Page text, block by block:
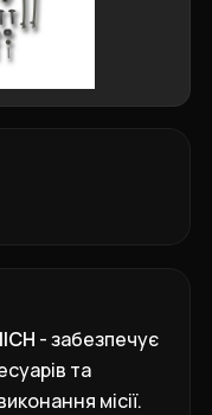
- забезпечує
та
місії.